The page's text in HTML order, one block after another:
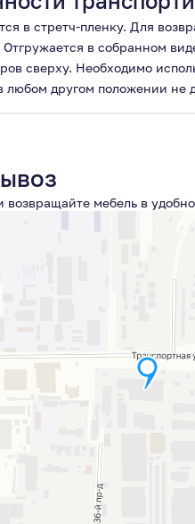
в стретч-пленку. Для
Отгружается в собранном
сверху. Необходимо
любом другом положении не
возвращайте мебель в